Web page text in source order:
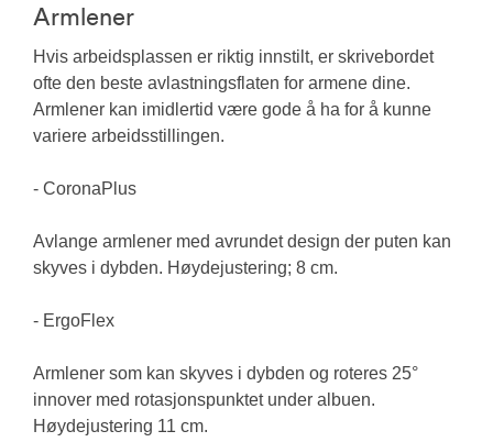
Armlener
Hvis arbeidsplassen er riktig innstilt, er skrivebordet
ofte den beste avlastningsflaten for armene dine.
Armlener kan imidlertid være gode å ha for å kunne
variere arbeidsstillingen.
- CoronaPlus
Avlange armlener med avrundet design der puten kan
skyves i dybden. Høydejustering; 8 cm.
- ErgoFlex
Armlener som kan skyves i dybden og roteres 25°
innover med rotasjonspunktet under albuen.
Høydejustering 11 cm.